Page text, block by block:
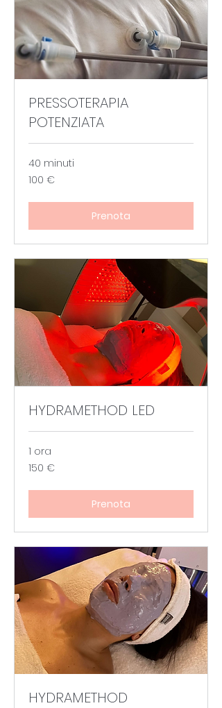
PRESSOTERAPIA
POTENZIATA
40 minuti
100
euro
100 €
Prenota
HYDRAMETHOD LED
1 ora
150
euro
150 €
Prenota
HYDRAMETHOD